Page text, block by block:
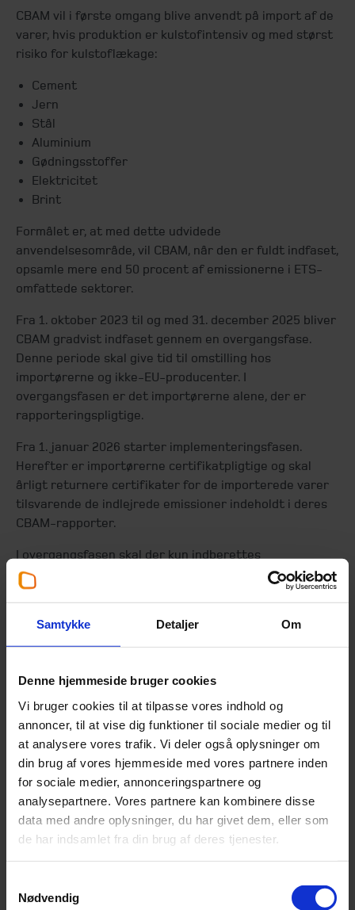
Samtykke Detaljer Om
Denne hjemmeside bruger cookies
Vi bruger cookies til at tilpasse vores indhold og
annoncer, til at vise dig funktioner til sociale medier og til
at analysere vores trafik. Vi deler også oplysninger om
din brug af vores hjemmeside med vores partnere inden
for sociale medier, annonceringspartnere og
analysepartnere. Vores partnere kan kombinere disse
data med andre oplysninger, du har givet dem, eller som
de har indsamlet fra din brug af deres tjenester.
Nødvendig
CBAM vil i første omgang blive anvendt på import af de
varer, hvis produktion er kulstofintensiv og med størst
risiko for kulstoflækage:
Cement
Jern
Stål
Aluminium
Gødningsstoffer
Elektricitet
Brint
Formålet er, at med dette udvidede
anvendelsesområde, vil CBAM, når den er fuldt indfaset,
opsamle mere end 50 procent af emissionerne i ETS-
omfattede sektorer.
Fra 1. oktober 2023 til og med 31. december 2025 bliver
CBAM gradvist indfaset gennem en overgangsfase.
Denne periode skal give tid til omstilling hos
importørerne og ikke-EU-producenter. I
overgangsfasen er det importørerne alene, der er
rapporteringspligtige.
Fra 1. januar 2026 starter implementeringsfasen.
Herefter er importørerne certifikatpligtige og skal
årligt returnere certifikater for de importerede varer
tilsvarende de indlejrede emissioner indeholdt i deres
CBAM-rapporter.
I overgangsfasen skal der kun indberettes
drivhusgasemissioner, der er indbygget i deres import –
altså direkte og indirekte emissioner, uden at det er
der på cement og gødningsstoffer, stadig skulle
indberettes indirekte emissioner efter overgangsfasen
Ændringer i 2025